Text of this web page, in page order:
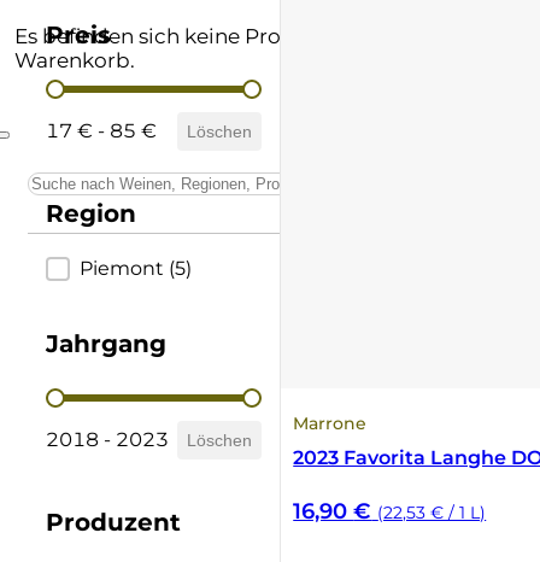
Es befinden sich keine Produkte im
Warenkorb.
Preis
Preis
17 € - 85 € Löschen
Region
Region
Piemont (5)
Jahrgang
Jahrgang
2018 - 2023 Löschen
Produzent
Marrone
2023 Favorita Langhe
16,90€ (22,53 € / 1 L)
Andere Formate
Prämierte Weine
Lombardei
Marken
Sardinien
Sizilien
Südtirol
Trentino
Toskana
Umbrien
Supertuscan
Vino Nobile di Montepulciano